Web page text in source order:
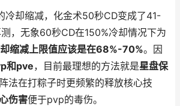
却缩减，化金术50秒CD变成了41-
，无象60秒CD在150%冷却情况下为
缩减上限值应该是在68%-70%。因
和pve，目前最理想的方法就是星盘保
法在打粽子时更频繁的释放核心技
伤害便于pvp的毒伤。